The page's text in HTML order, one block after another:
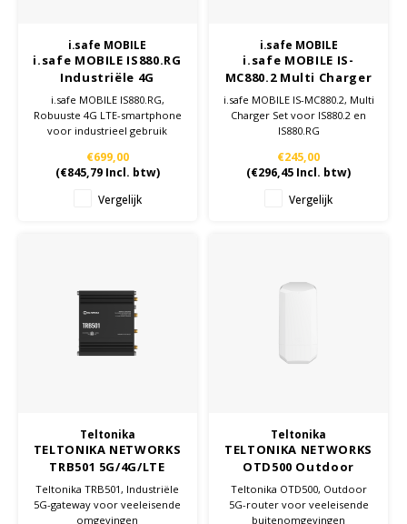
i.safe MOBILE
i.safe MOBILE IS880.RG
Industriële 4G
Smartphone
i.safe MOBILE IS880.RG,
Robuuste 4G LTE-smartphone
voor industrieel gebruik
€699,00
(€845,79Incl. btw)
Vergelijk
i.safe MOBILE
i.safe MOBILE IS-
MC880.2 Multi Charger
Set, 6-vaks
i.safe MOBILE IS-MC880.2, Multi
Charger Set voor IS880.2 en
IS880.RG
€245,00
(€296,45 Incl. btw)
Vergelijk
Teltonika
TELTONIKA NETWORKS
TRB501 5G/4G/LTE
Gateway EU
Teltonika TRB501, Industriële
5G-gateway voor veeleisende
omgevingen
Teltonika
TELTONIKA NETWORKS
OTD500 Outdoor
5G/4G/LTE eSIM PoE
router
Teltonika OTD500, Outdoor
5G-router voor veeleisende
buitenomgevingen